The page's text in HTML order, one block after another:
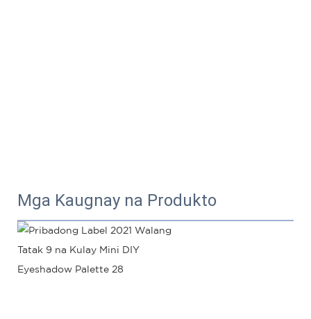
Mga Kaugnay na Produkto